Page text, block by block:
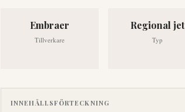
Embraer
Tillverkare
Regional jet
Typ
INNEHÅLLSFÖRTECKNING